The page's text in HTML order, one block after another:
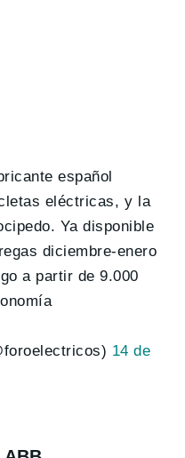
español
eléctricas, y la
Ya disponible
diciembre-enero
a partir de 9.000
14 de